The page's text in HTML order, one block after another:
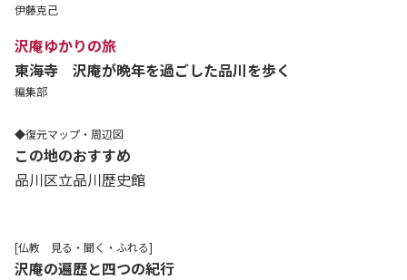
伊藤克己
沢庵ゆかりの旅
東海寺 沢庵が晩年を過ごした品川を歩く
編集部
◆復元マップ・周辺図
この地のおすすめ
品川区立品川歴史館
[仏教 見る・聞く・ふれる]
沢庵の遍歴と四つの紀行